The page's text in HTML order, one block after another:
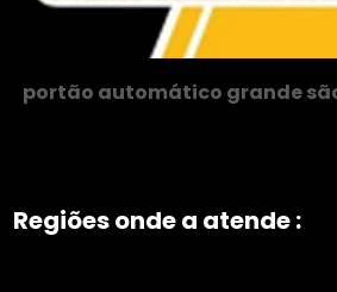
portão automático grande
Regiões onde a atende :